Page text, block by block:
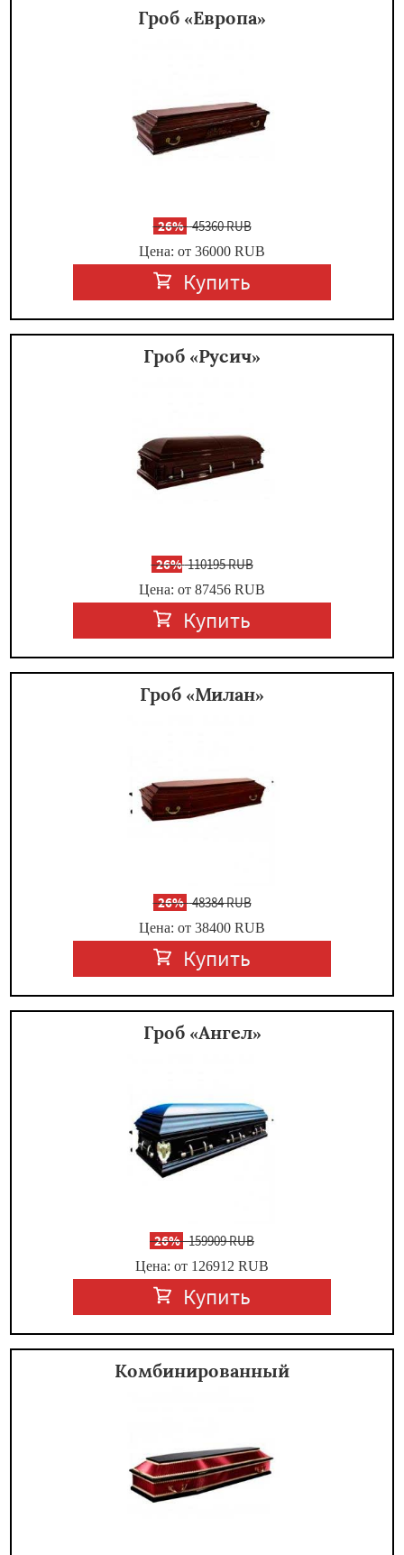
Гроб «Европа»
-26%45360 RUB
Цена: от 36000 RUB
Купить
Гроб «Русич»
-26%110195 RUB
Цена: от 87456 RUB
Купить
Гроб «Милан»
-26%48384 RUB
Цена: от 38400 RUB
Купить
Гроб «Ангел»
-26%159909 RUB
Цена: от 126912 RUB
Купить
Комбинированный